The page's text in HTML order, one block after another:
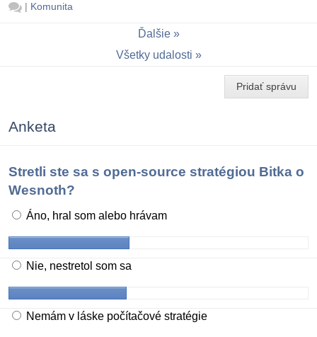
| Komunita
Ďalšie
Všetky udalosti
Pridať správu
Anketa
Stretli ste sa s open-source stratégiou Bitka o
Wesnoth?
Áno, hral som alebo hrávam
Nie, nestretol som sa
Nemám v láske počítačové stratégie